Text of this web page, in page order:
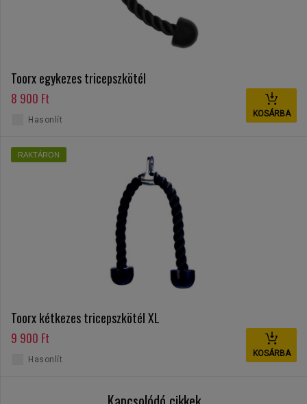
Toorx egykezes tricepszkötél
8 900 Ft
KOSÁRBA
Hasonlít
RAKTÁRON
Toorx kétkezes tricepszkötél XL
9 900 Ft
KOSÁRBA
Hasonlít